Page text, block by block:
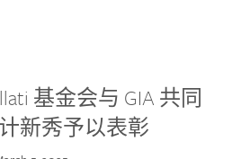
基金会与 GIA 共同
新秀予以表彰